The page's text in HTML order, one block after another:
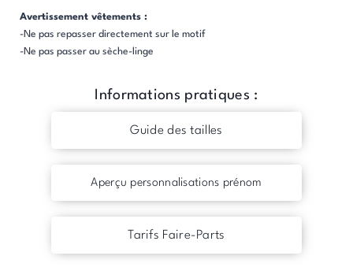
Avertissement vêtements :
-Ne pas repasser directement sur le motif
-Ne pas passer au sèche-linge
Informations pratiques :
Guide des tailles
Aperçu personnalisations prénom
Tarifs Faire-Parts